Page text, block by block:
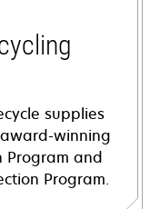
supplies
winning
Program and
Program.